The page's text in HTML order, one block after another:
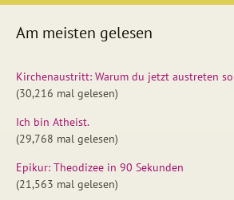
Am meisten gelesen
Kirchenaustritt: Warum du jetzt austreten
(30,216 mal gelesen)
Ich bin Atheist.
(29,768 mal gelesen)
Epikur: Theodizee in 90 Sekunden
(21,563 mal gelesen)